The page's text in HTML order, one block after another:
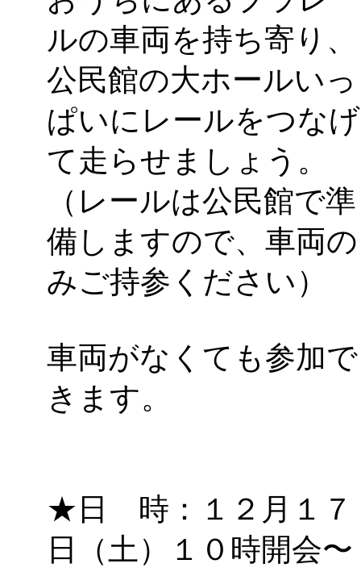
ルの車両を持ち寄り、
公民館の大ホールいっ
ぱいにレールをつなげ
て走らせましょう。
（レールは公民館で準
備しますので、車両の
みご持参ください）
車両がなくても参加で
きます。
★日 時：１２月１７
日（土）１０時開会〜